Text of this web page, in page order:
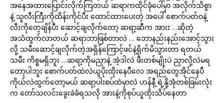
အနေအထားပြောင်းလိုက်ကြတယ် ဆရာကထိုင်ခုံပေါ်မှာ အလိုက်သိစွာ
နဲ့ သူလီးကြီးကိုထိန်းကိုင်ပီး ထောင်ထားပေးတဲ့ အပေါ် စောက်ပတ်ဝနဲ့
လီးကိုတေ့ချိန်ပီး ဆောင့်ချလိုက်တော့ ဆရာ့ဆီက အားး …ဆိုတဲ့
အသံထွက်လာတယ် ဆရာဘာဖြစ်တာလဲ … ဘောနည်းနည်းအောင့်သွား
လို့ သမီးဆောင့်ချလိုက်တဲ့အရှိန်ကြောင့်ဖင်နဲ့ရိုက်မိသွားတာ ရတယ်
သမီး ကိစ္စမရှိဘူး …ဆရာ့ကိုမညှာနဲ့ အဲ့ဒါလဲ ဖီးတစ်မျိုးပဲ ညှာလို့လဲမရ
တော့ပါဘူး စောက်ပတ်ထဲလဲယွပိုးထိုးနေပီလေ အရည်တွေအိုင်နေပီ
ကိုယ်လဲထွက်တော့မယ် ဆရာ့ပါးစပ်ထဲမှာလဲ ဟန်နီ့ ရဲ့နို့အုံတစ်ခြမ်းလုံး
က တော်သလင်းခွေးခဲခံရသလို အားနဲ့ကိုစုပ်ယူထိုးသိပ်နေတာ